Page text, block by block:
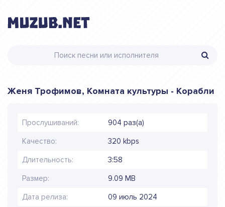
Женя Трофимов, Комната культуры - Корабли
Прослушиваний: 904 раз(а)
Качество: 320 kbps
Длительность: 3:58
Размер: 9.09 MB
Дата релиза: 09 июль 2024